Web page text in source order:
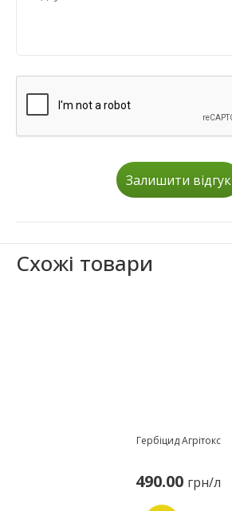
Залишити відгук
Схожі товари
Гербіцид Агрітокс
490.00 грн/л